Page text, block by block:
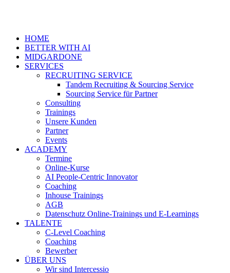
HOME
BETTER WITH AI
MIDGARDONE
SERVICES
RECRUITING SERVICE
Tandem Recruiting & Sourcing Service
Sourcing Service für Partner
Consulting
Trainings
Unsere Kunden
Partner
Events
ACADEMY
Termine
Online-Kurse
AI People-Centric Innovator
Coaching
Inhouse Trainings
AGB
Datenschutz Online-Trainings und E-Learnings
TALENTE
C-Level Coaching
Coaching
Bewerber
ÜBER UNS
Wir sind Intercessio